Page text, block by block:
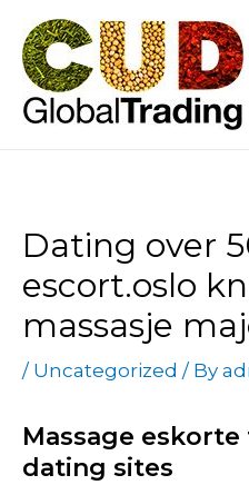
content
Dating over
escort.oslo
massasje
/ Uncategorized / By
Massage
dating sites
navigation